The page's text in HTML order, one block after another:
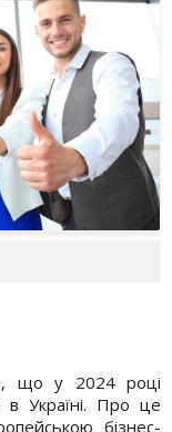
що у 2024 році
в Україні. Про це
бізнес-